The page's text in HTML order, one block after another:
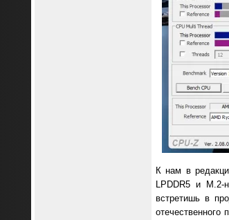
К нам в
LPDDR5 и M.2-
встретишь в